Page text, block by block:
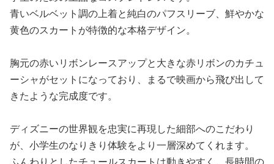
青いベルベット調の上着と純白のパフスリーブ、鮮やかな
黄色のスカートが特徴的な本格デザイン。
胸元の赤いリボンレースアップと大きな赤リボンのカチュ
ーシャがセットになっており、まるで映画から飛び出して
きたような完成度です。
ディズニーの世界観を忠実に再現した細部へのこだわり
が、小学生のなりきり体験をより一層深めてくれます。